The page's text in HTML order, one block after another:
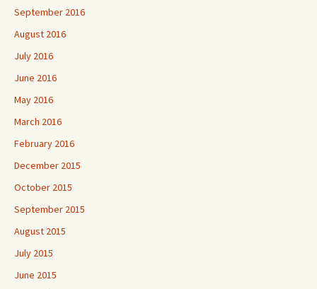
September 2016
August 2016
July 2016
June 2016
May 2016
March 2016
February 2016
December 2015
October 2015
September 2015
August 2015
July 2015
June 2015